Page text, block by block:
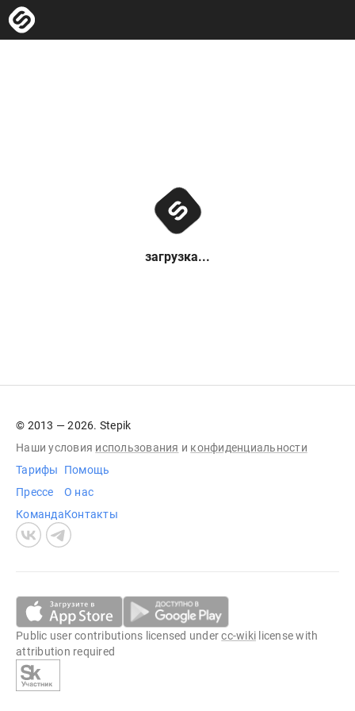
загрузка...
© 2013 — 2026. Stepik
Наши условия использования и конфиденциальности
Тарифы
Прессе
Команда
Помощь
О нас
Контакты
Public user contributions licensed undercc-wiki license with
attribution required